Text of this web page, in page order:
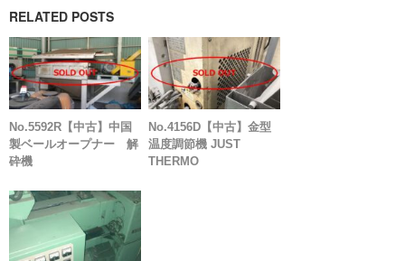
RELATED POSTS
No.5592R【中古】中国
製ベールオープナー 解
砕機
No.4156D【中古】金型
温度調節機 JUST
THERMO